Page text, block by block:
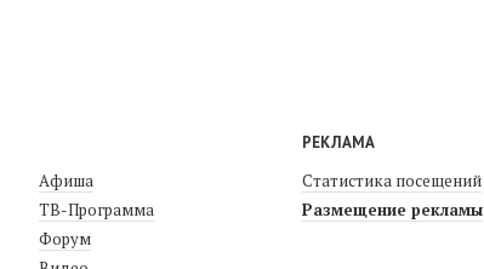
Афиша
ТВ-Программа
Форум
РЕКЛАМА
Статистика посещений
Размещение рекламы